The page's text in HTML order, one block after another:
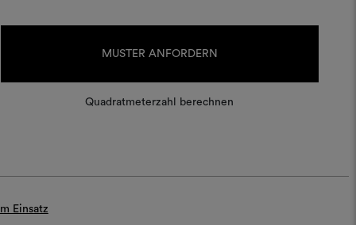
MUSTER ANFORDERN
Quadratmeterzahl berechnen
Einsatz